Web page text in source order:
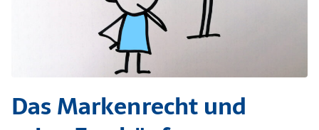
Das Markenrecht und